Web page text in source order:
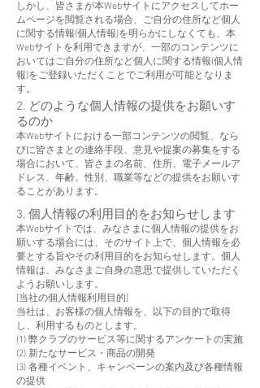
しかし、皆さまが本Webサイトにアクセスしてホー
ムページを閲覧される場合、ご自分の住所など個人
に関する情報(個人情報)を明らかにしなくても、本
Webサイトを利用できますが、一部のコンテンツに
おいてはご自分の住所など個人に関する情報(個人情
報)をご登録いただくことでご利用が可能となりま
す。
2. どのような個人情報の提供をお願いす
るのか
本Webサイトにおける一部コンテンツの閲覧、なら
びに皆さまとの連絡手段、意見や提案の募集をする
場合において、皆さまの名前、住所、電子メールア
ドレス、年齢、性別、職業等などの提供をお願いす
ることがあります。
3. 個人情報の利用目的をお知らせします
本Webサイトでは、みなさまに個人情報の提供をお
願いする場合には、そのサイト上で、個人情報を必
要とする旨やその利用目的をお知らせします。個人
情報は、みなさまご自身の意思で提供していただく
ようお願いします。
[当社の個人情報利用目的]
当社は、お客様の個人情報を、以下の目的で取得
し、利用するものとします。
(1) 弊クラブのサービス等に関するアンケートの実施
(2) 新たなサービス・商品の開発
(3) 各種イベント、キャンペーンの案内及び各種情報
の提供